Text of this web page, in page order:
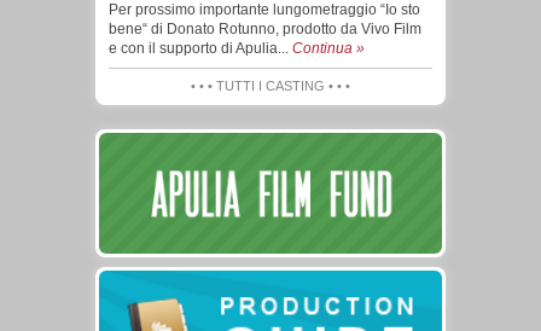
Per prossimo importante lungometraggio “Io sto
bene“ di Donato Rotunno, prodotto da Vivo Film
e con il supporto di Apulia... Continua »
• • • TUTTI I CASTING • • •